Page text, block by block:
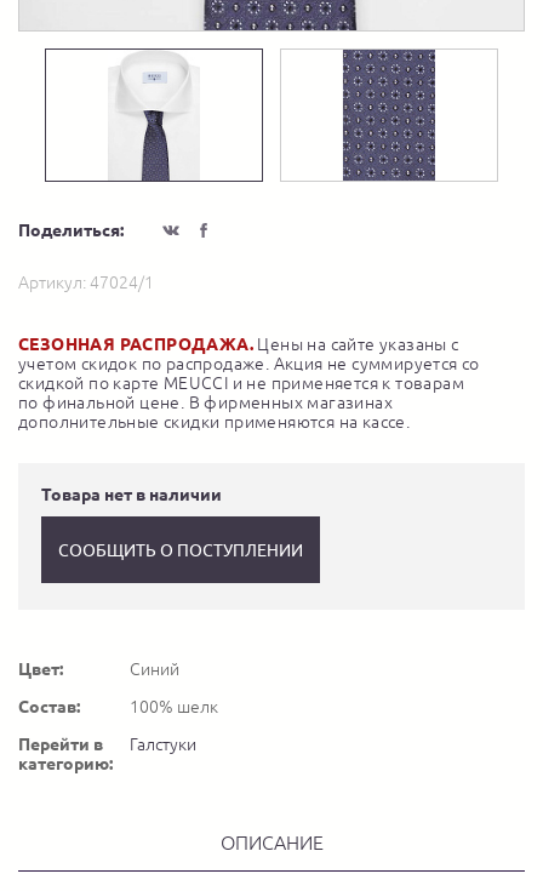
Поделиться:
Артикул: 47024/1
СЕЗОННАЯ РАСПРОДАЖА. Цены на сайте указаны с
учетом скидок по распродаже. Акция не суммируется со
скидкой по карте MEUCCI и не применяется к товарам
по финальной цене. В фирменных магазинах
дополнительные скидки применяются на кассе.
Товара нет в наличии
СООБЩИТЬ О ПОСТУПЛЕНИИ
Цвет:
Синий
Состав:
100% шелк
Перейти в
категорию:
Галстуки
ОПИСАНИЕ